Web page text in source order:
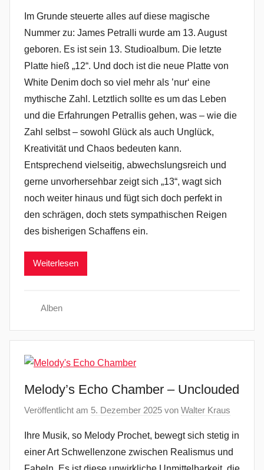
Im Grunde steuerte alles auf diese magische
Nummer zu: James Petralli wurde am 13. August
geboren. Es ist sein 13. Studioalbum. Die letzte
Platte hieß „12“. Und doch ist die neue Platte von
White Denim doch so viel mehr als ’nur‘ eine
mythische Zahl. Letztlich sollte es um das Leben
und die Erfahrungen Petrallis gehen, was – wie die
Zahl selbst – sowohl Glück als auch Unglück,
Kreativität und Chaos bedeuten kann.
Entsprechend vielseitig, abwechslungsreich und
gerne unvorhersehbar zeigt sich „13“, wagt sich
noch weiter hinaus und fügt sich doch perfekt in
den schrägen, doch stets sympathischen Reigen
des bisherigen Schaffens ein.
Weiterlesen
Alben
Melody’s Echo Chamber – Unclouded
Veröffentlicht am 5. Dezember 2025 von Walter Kraus
Ihre Musik, so Melody Prochet, bewegt sich stetig in
einer Art Schwellenzone zwischen Realismus und